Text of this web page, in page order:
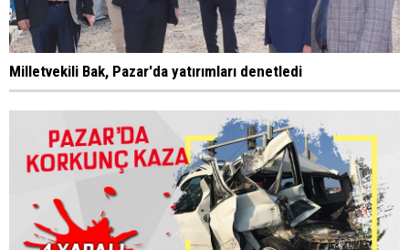
Milletvekili Bak, Pazar'da yatırımları denetledi